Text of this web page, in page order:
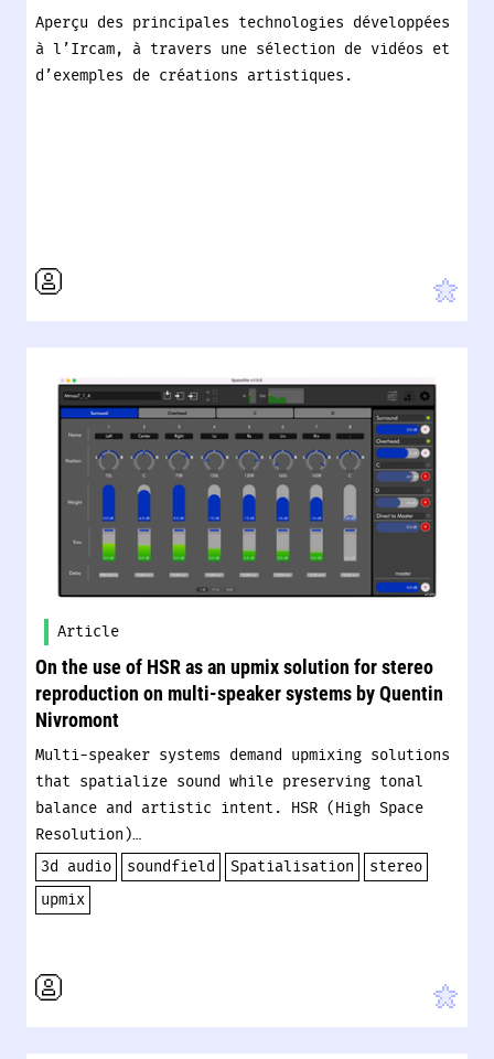
Aperçu des principales technologies développées
à l’Ircam, à travers une sélection de vidéos et
d’exemples de créations artistiques.
Article
On the use of HSR as an upmix solution for stereo
reproduction on multi-speaker systems by Quentin
Nivromont
Multi-speaker systems demand upmixing solutions
that spatialize sound while preserving tonal
balance and artistic intent. HSR (High Space
Resolution)…
3d audio
soundfield Spatialisation
stereo
upmix